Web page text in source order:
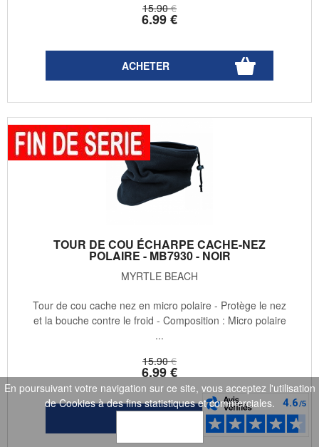
15.90 €
6.99€
TOUR DE COU ÉCHARPE CACHE-NEZ
POLAIRE - MB7930 - NOIR
MYRTLE BEACH
15.90 €
6.99€
Tour de cou cache nez en micro polaire - Protège le nez
et la bouche contre le froid - Composition : Micro polaire
...
En poursuivant votre navigation sur ce site, vous acceptez l'utilisation
de Cookies à des fins statistiques et commerciales.